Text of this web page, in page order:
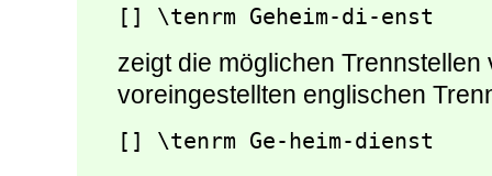
[] \tenrm Geheim-di-enst
zeigt die möglichen
voreingestellten englischen
[] \tenrm Ge-heim-dienst